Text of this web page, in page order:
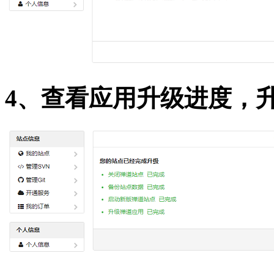
4、查看应用升级进度，